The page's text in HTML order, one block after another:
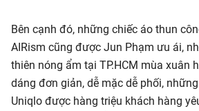
Bên cạnh đó, những chiếc áo thun
AIRism cũng được Jun Phạm ưu ái,
thiên nóng ẩm tại TP.HCM mùa xuân
dáng đơn giản, dễ mặc dễ phối,
Uniqlo được hàng triệu khách hàng